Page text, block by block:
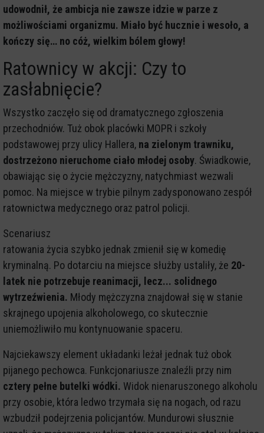
udowodnił, że ambicja nie zawsze idzie w parze z
możliwościami organizmu. Miało być hucznie i wesoło, a
kończy się… no cóż, wielkim bólem głowy!
Ratownicy w akcji: Czy to
zasłabnięcie?
Wszystko zaczęło się od dramatycznego zgłoszenia
przechodniów. Tuż obok placówki MOPR i szkoły
podstawowej przy ulicy Hallera, na zielonym trawniku,
dostrzeżono nieruchome ciało młodej osoby. Świadkowie,
obawiając się o życie mężczyzny, natychmiast wezwali
pomoc. Na miejsce w trybie pilnym zadysponowano zespół
ratownictwa medycznego oraz patrol policji.
Scenariusz
ratowania życia szybko jednak zmienił się w komedię
kryminalną. Po dotarciu na miejsce służby ustaliły, że 20-
latek nie potrzebuje reanimacji, lecz... solidnego
wytrzeźwienia. Młody mężczyzna znajdował się w stanie
skrajnego upojenia alkoholowego, co skutecznie
uniemożliwiło mu kontynuowanie spaceru.
Najciekawszy element układanki leżał jednak tuż obok
pijanego pechowca. Funkcjonariusze znaleźli przy nim
cztery pełne butelki wódki. Widok nienaruszonego alkoholu
przy osobie, która ledwo trzymała się na nogach, od razu
wzbudził podejrzenia policjantów. Mundurowi słusznie